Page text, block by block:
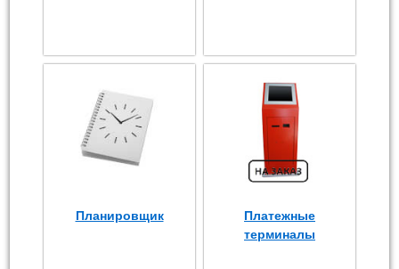
Планировщик
Платежные
терминалы